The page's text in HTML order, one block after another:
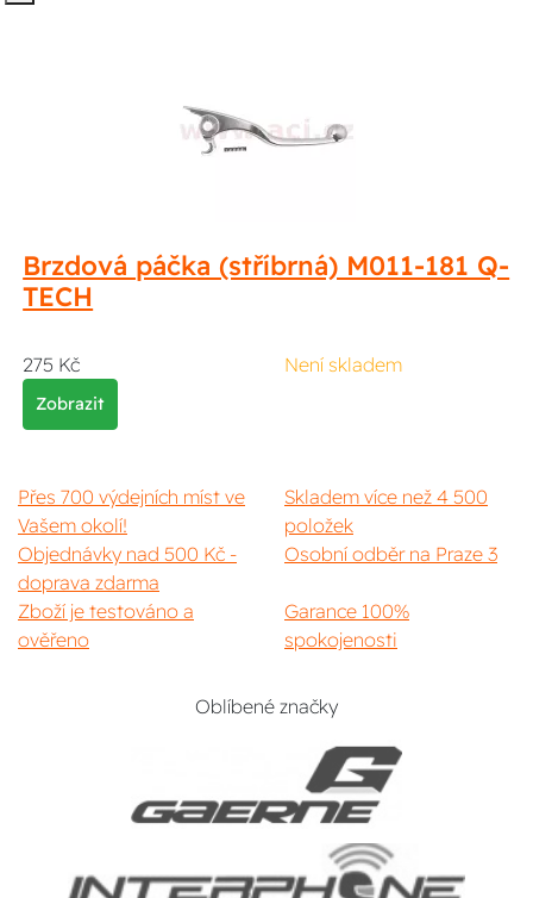
Brzdová páčka (stříbrná) M011-181 Q-
TECH
275 Kč Není skladem
Zobrazit
Přes 700 výdejních míst ve
Vašem okolí!
Skladem více než 4 500
položek
Objednávky nad 500 Kč -
doprava zdarma
Osobní odběr na Praze 3
Zboží je testováno a
ověřeno
Garance 100%
spokojenosti
Oblíbené značky